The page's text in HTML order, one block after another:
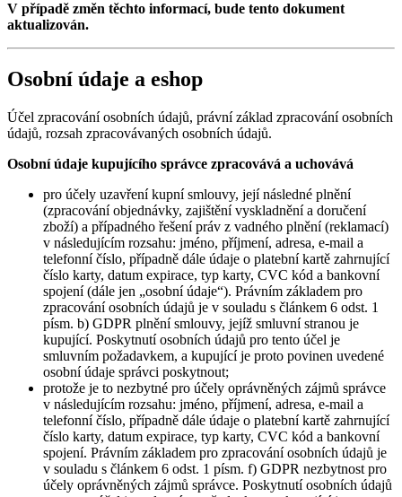
V případě změn těchto informací, bude tento dokument
aktualizován.
Osobní údaje a eshop
Účel zpracování osobních údajů, právní základ zpracování osobních
údajů, rozsah zpracovávaných osobních údajů.
Osobní údaje kupujícího správce zpracovává a uchovává
pro účely uzavření kupní smlouvy, její následné plnění
(zpracování objednávky, zajištění vyskladnění a doručení
zboží) a případného řešení práv z vadného plnění (reklamací)
v následujícím rozsahu: jméno, příjmení, adresa, e-mail a
telefonní číslo, případně dále údaje o platební kartě zahrnující
číslo karty, datum expirace, typ karty, CVC kód a bankovní
spojení (dále jen „osobní údaje“). Právním základem pro
zpracování osobních údajů je v souladu s článkem 6 odst. 1
písm. b) GDPR plnění smlouvy, jejíž smluvní stranou je
kupující. Poskytnutí osobních údajů pro tento účel je
smluvním požadavkem, a kupující je proto povinen uvedené
osobní údaje správci poskytnout;
protože je to nezbytné pro účely oprávněných zájmů správce
v následujícím rozsahu: jméno, příjmení, adresa, e-mail a
telefonní číslo, případně dále údaje o platební kartě zahrnující
číslo karty, datum expirace, typ karty, CVC kód a bankovní
spojení. Právním základem pro zpracování osobních údajů je
v souladu s článkem 6 odst. 1 písm. f) GDPR nezbytnost pro
účely oprávněných zájmů správce. Poskytnutí osobních údajů